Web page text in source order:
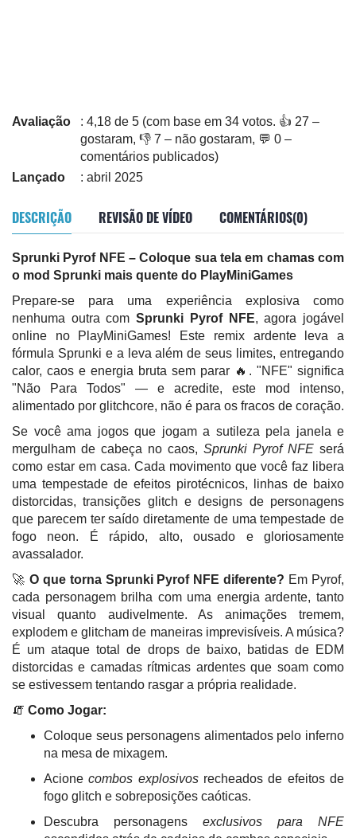
Avaliação
: 4,18 de 5 (com base em 34 votos. 👍 27 –
gostaram, 👎 7 – não gostaram, 💬 0 –
comentários publicados)
Lançado
: abril 2025
DESCRIÇÃO REVISÃO DE VÍDEO COMENTÁRIOS(0)
Sprunki Pyrof NFE – Coloque sua tela em chamas com
o mod Sprunki mais quente do PlayMiniGames
Prepare-se para uma experiência explosiva como
nenhuma outra comSprunki Pyrof NFE, agora jogável
online no PlayMiniGames! Este remix ardente leva a
fórmula Sprunki e a leva além de seus limites, entregando
calor, caos e energia bruta sem parar 🔥. "NFE" significa
"Não Para Todos" — e acredite, este mod intenso,
alimentado por glitchcore, não é para os fracos de coração.
Se você ama jogos que jogam a sutileza pela janela e
mergulham de cabeça no caos, Sprunki Pyrof NFE será
como estar em casa. Cada movimento que você faz libera
uma tempestade de efeitos pirotécnicos, linhas de baixo
distorcidas, transições glitch e designs de personagens
que parecem ter saído diretamente de uma tempestade de
fogo neon. É rápido, alto, ousado e gloriosamente
avassalador.
🚀 O que torna Sprunki Pyrof NFE diferente? Em Pyrof,
cada personagem brilha com uma energia ardente, tanto
visual quanto audivelmente. As animações tremem,
explodem e glitcham de maneiras imprevisíveis. A música?
É um ataque total de drops de baixo, batidas de EDM
distorcidas e camadas rítmicas ardentes que soam como
se estivessem tentando rasgar a própria realidade.
🧯 Como Jogar:
Coloque seus personagens alimentados pelo inferno
na mesa de mixagem.
Acionecombos explosivosrecheados de efeitos de
fogo glitch e sobreposições caóticas.
Descubra personagens exclusivos para NFE